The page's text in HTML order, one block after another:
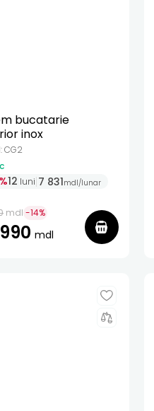
bucatarie
inox
CG2
12 luni 7 831mdl/lunar
mdl -14%
mdl